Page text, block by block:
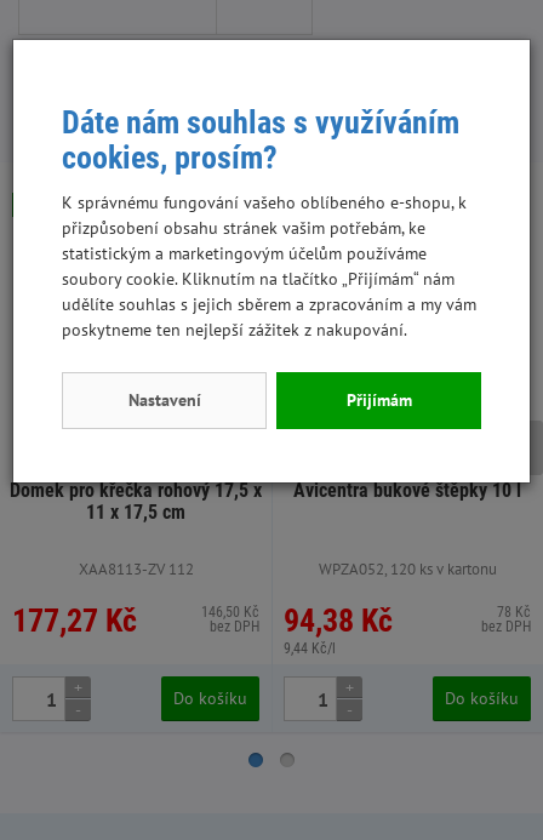
S tímto produktem lidé kupují:
Domek pro křečka rohový 17,5 x
11 x 17,5 cm
XAA8113-ZV 112
177,27 Kč
146,50 Kč
bez DPH
Skladem - poslední kus
+
-
Do košíku
Avicentra bukové štěpky 10 l
WPZA052, 120 ks v kartonu
94,38 Kč
9,44 Kč/l
78 Kč
bez DPH
Skladem
+
-
Do košíku
Dáte nám souhlas s využíváním
cookies, prosím?
K správnému fungování vašeho oblíbeného e-shopu, k
přizpůsobení obsahu stránek vašim potřebám, ke
statistickým a marketingovým účelům používáme
soubory cookie. Kliknutím na tlačítko „Přijímám“ nám
udělíte souhlas s jejich sběrem a zpracováním a my vám
poskytneme ten nejlepší zážitek z nakupování.
Nastavení Přijímám